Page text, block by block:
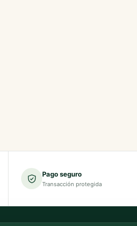
Pago seguro
Transacción protegida